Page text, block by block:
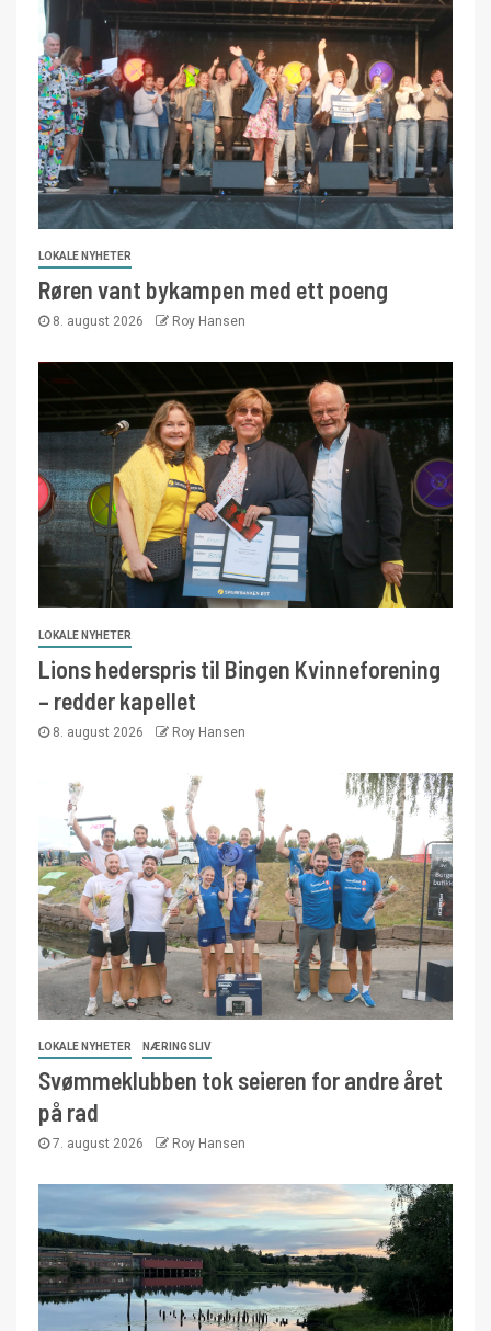
LOKALE NYHETER
Røren vant bykampen med ett poeng
8. august 2026 Roy Hansen
LOKALE NYHETER
Lions hederspris til Bingen Kvinneforening
– redder kapellet
8. august 2026 Roy Hansen
LOKALE NYHETER NÆRINGSLIV
Svømmeklubben tok seieren for andre året
på rad
7. august 2026 Roy Hansen